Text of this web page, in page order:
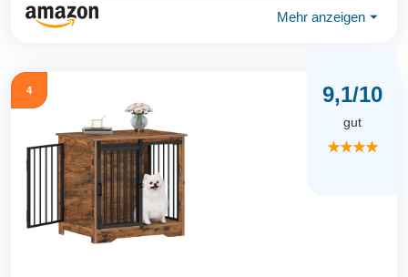
Mehr anzeigen ⏷
4 9,1/10
gut
★★★★